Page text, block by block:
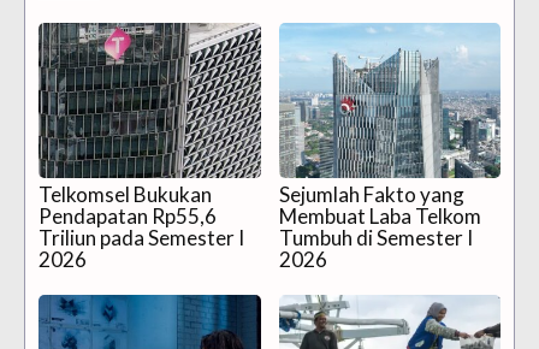
Telkomsel Bukukan
Pendapatan Rp55,6
Triliun pada Semester I
2026
Sejumlah Fakto yang
Membuat Laba Telkom
Tumbuh di Semester I
2026